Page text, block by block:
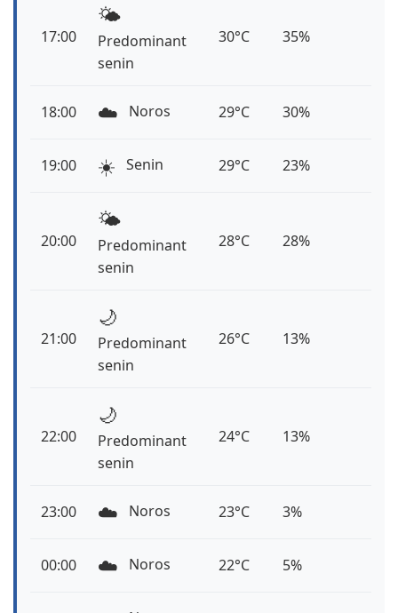
17:00
🌤️
Predominant
senin
30°C 35%
18:00 ☁️ Noros 29°C 30%
19:00 ☀️ Senin 29°C 23%
20:00
🌤️
Predominant
senin
28°C 28%
21:00
🌙
Predominant
senin
26°C 13%
22:00
🌙
Predominant
senin
24°C 13%
23:00 ☁️ Noros 23°C 3%
00:00 ☁️ Noros 22°C 5%